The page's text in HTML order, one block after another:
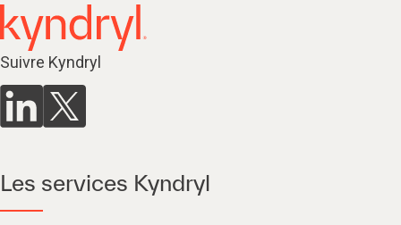
Suivre Kyndryl
Les services Kyndryl